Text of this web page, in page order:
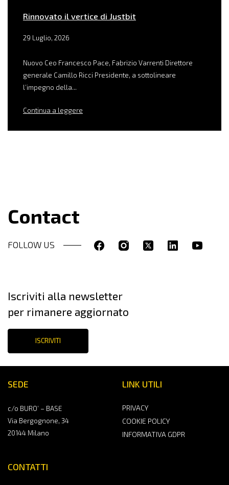
Rinnovato il vertice di Justbit
29 Luglio, 2026
Nuovo Ceo Francesco Pace, Fabrizio Varrenti Direttore
generale Camillo Ricci Presidente, a sottolineare
l’impegno della...
Continua a leggere
Contact
FOLLOW US
SEDE
c/o BURO’ – BASE
Via Bergognone, 34
20144 Milano
CONTATTI
LINK UTILI
PRIVACY
COOKIE POLICY
INFORMATIVA GDPR
Iscriviti alla newsletter
per rimanere aggiornato
ISCRIVITI